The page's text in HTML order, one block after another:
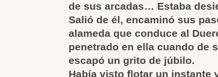
de sus arcadas… Estaba
Salió de él, encaminó sus
alameda que conduce al
penetrado en ella cuando de
escapó un grito de júbilo.
Había visto flotar un instante